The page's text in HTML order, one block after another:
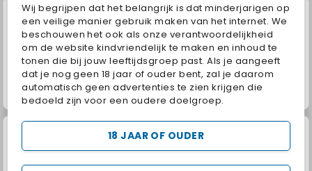
Wij begrijpen dat het belangrijk is dat minderjarigen op
een veilige manier gebruik maken van het internet. We
beschouwen het ook als onze verantwoordelijkheid
om de website kindvriendelijk te maken en inhoud te
tonen die bij jouw leeftijdsgroep past. Als je aangeeft
dat je nog geen 18 jaar of ouder bent, zal je daarom
automatisch geen advertenties te zien krijgen die
bedoeld zijn voor een oudere doelgroep.
18 JAAR OF OUDER
Juice Merge Trollface Quest: USA 2